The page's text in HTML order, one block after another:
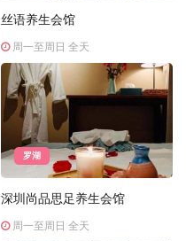
丝语养生会馆
周一至周日 全天
罗湖
深圳尚品思足养生会馆
周一至周日 全天